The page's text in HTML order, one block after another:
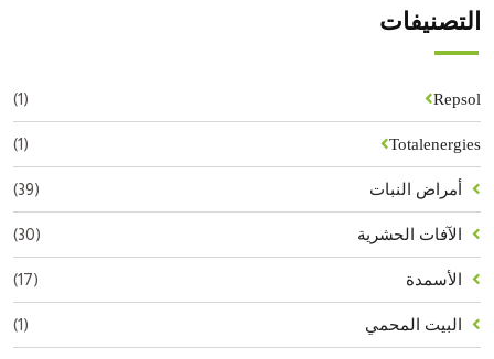
التصنيفات
Repsol
(1)
Totalenergies
(1)
أمراض النبات (39)
الآفات الحشرية (30)
الأسمدة (17)
البيت المحمي (1)